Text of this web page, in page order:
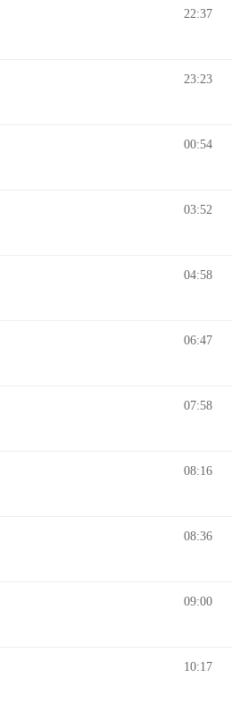
22:37
23:23
00:54
03:52
04:58
06:47
07:58
08:16
08:36
09:00
10:17